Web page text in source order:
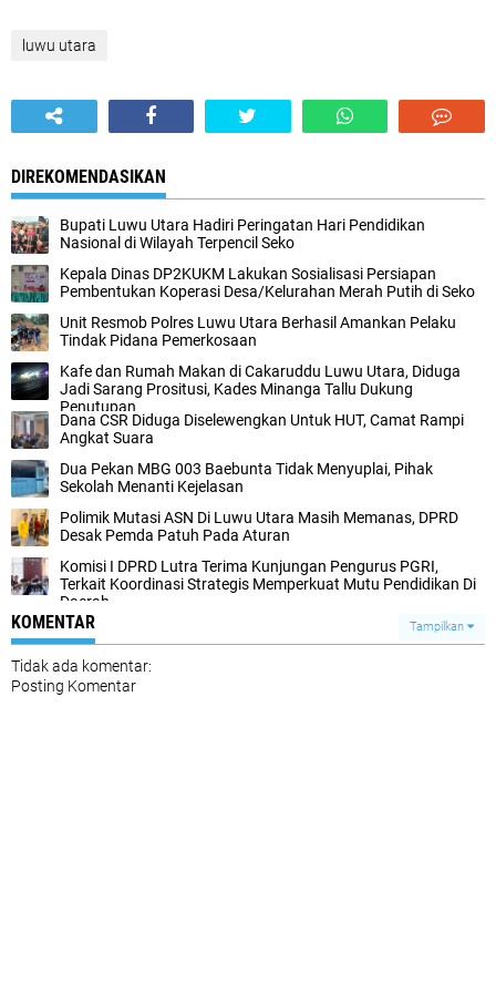
luwu utara
DIREKOMENDASIKAN
Bupati Luwu Utara Hadiri Peringatan Hari Pendidikan
Nasional di Wilayah Terpencil Seko
Kepala Dinas DP2KUKM Lakukan Sosialisasi Persiapan
Pembentukan Koperasi Desa/Kelurahan Merah Putih di Seko
Unit Resmob Polres Luwu Utara Berhasil Amankan Pelaku
Tindak Pidana Pemerkosaan
Kafe dan Rumah Makan di Cakaruddu Luwu Utara, Diduga
Jadi Sarang Prositusi, Kades Minanga Tallu Dukung
Penutupan
Dana CSR Diduga Diselewengkan Untuk HUT, Camat Rampi
Angkat Suara
Dua Pekan MBG 003 Baebunta Tidak Menyuplai, Pihak
Sekolah Menanti Kejelasan
Polimik Mutasi ASN Di Luwu Utara Masih Memanas, DPRD
Desak Pemda Patuh Pada Aturan
Komisi I DPRD Lutra Terima Kunjungan Pengurus PGRI,
Terkait Koordinasi Strategis Memperkuat Mutu Pendidikan Di
Daerah
KOMENTAR Tampilkan
Tidak ada komentar:
Posting Komentar